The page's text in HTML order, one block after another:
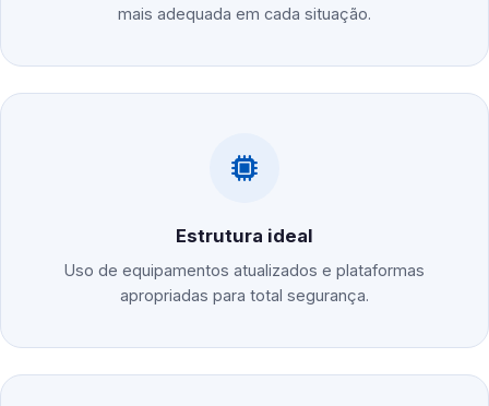
mais adequada em cada situação.
Estrutura ideal
Uso de equipamentos atualizados e plataformas
apropriadas para total segurança.